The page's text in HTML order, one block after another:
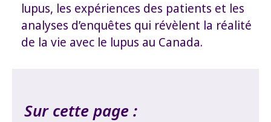
lupus, les expériences des patients et les
analyses d’enquêtes qui révèlent la réalité
de la vie avec le lupus au Canada.
Sur cette page :